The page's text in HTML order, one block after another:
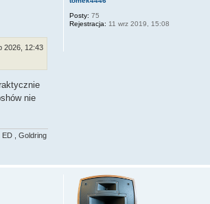
Posty: 75
Rejestracja: 11 wrz 2019, 15:08
2026, 12:43
nie
ED , Goldring